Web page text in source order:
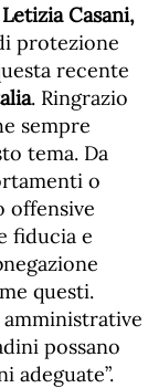
Casani,
protezione
recente
. Ringrazio
sempre
tema. Da
o
offensive
fiducia e
questi.
possano
adeguate”.